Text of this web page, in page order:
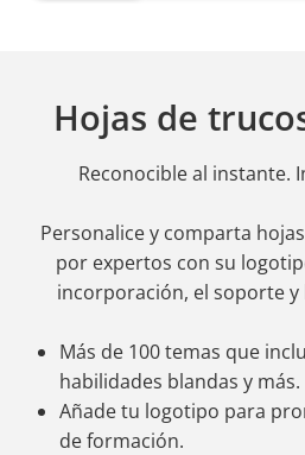
Hojas de
Reconocible al instante.
Personalice y comparta
por expertos con su
incorporación, el soporte y
Más de 100 temas que
habilidades blandas y más.
Añade tu logotipo para
de formación.